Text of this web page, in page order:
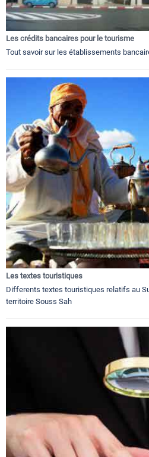
Les crédits bancaires pour le tourisme
Tout savoir sur les établissements
Les textes touristiques
Differents textes touristiques relatifs au
territoire Souss Sah